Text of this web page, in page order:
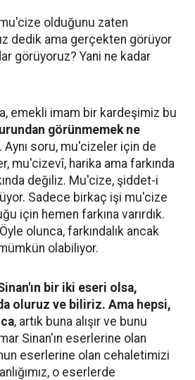
olduğunu zaten
dedik ama gerçekten görüyor
görüyoruz? Yani ne kadar
emekli imam bir kardeşimiz bu
görünmemek ne
Aynı soru, mu'cizeler için de
mu'cizevî, harika ama farkında
değiliz. Mu'cize, şiddet-i
Sadece birkaç işi mu'cize
için hemen farkına varırdık.
olunca, farkındalık ancak
olabiliyor.
bir iki eseri olsa,
oluruz ve biliriz. Ama hepsi,
, artık buna alışır ve bunu
Sinan'ın eserlerine olan
eserlerine olan cehaletimizi
o eserlerde